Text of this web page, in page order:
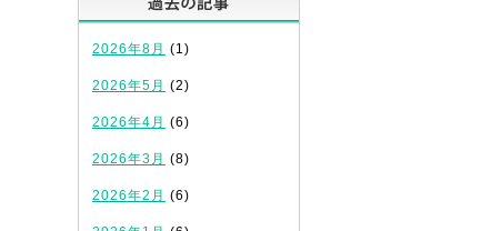
2026年8月 (1)
2026年5月 (2)
2026年4月 (6)
2026年3月 (8)
2026年2月 (6)